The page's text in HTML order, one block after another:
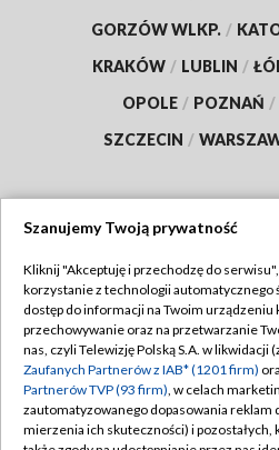
GORZÓW WLKP. /
KRAKÓW / LUBLIN /
OPOLE / POZNAŃ /
SZCZECIN /
TVP
Abonament TVP
Emisja w TVP
Centrum informacji TVP
Naziemna Telewizja Cyfrowa
Polityka
Moje
Pomoc
Szanujemy Twoją prywatność
Kliknij "Akceptuję i przechodzę do
korzystanie z technologii automatycznego
dostęp do informacji na Twoim urządzeniu
przechowywanie oraz na przetwarzanie
nas, czyli Telewizję Polską S.A. w likwidacji
Zaufanych Partnerów z IAB* (1201 firm)
Partnerów TVP (93 firm), w celach
zautomatyzowanego dopasowania reklam
mierzenia ich skuteczności) i pozostałych,